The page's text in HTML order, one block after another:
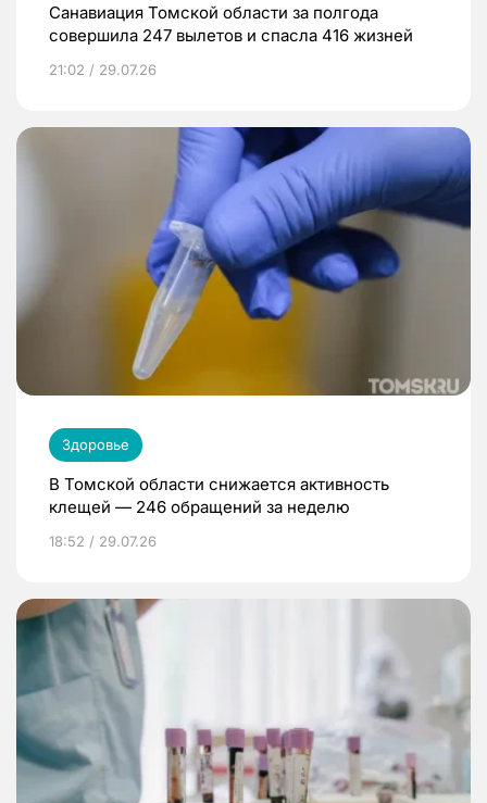
Санавиация Томской области за полгода
совершила 247 вылетов и спасла 416 жизней
21:02 / 29.07.26
Здоровье
В Томской области снижается активность
клещей — 246 обращений за неделю
18:52 / 29.07.26